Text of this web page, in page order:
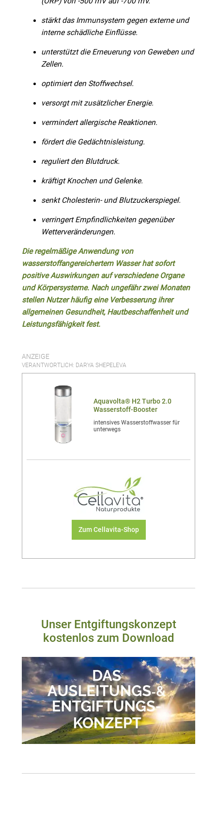
stärkt das Immunsystem gegen externe und
interne schädliche Einflüsse.
unterstützt die Erneuerung von Geweben und
Zellen.
optimiert den Stoffwechsel.
versorgt mit zusätzlicher Energie.
vermindert allergische Reaktionen.
fördert die Gedächtnisleistung.
reguliert den Blutdruck.
kräftigt Knochen und Gelenke.
senkt Cholesterin- und Blutzuckerspiegel.
verringert Empfindlichkeiten gegenüber
Wetterveränderungen.
Die regelmäßige Anwendung von
wasserstoffangereichertem Wasser hat sofort
positive Auswirkungen auf verschiedene Organe
und Körpersysteme. Nach ungefähr zwei Monaten
stellen Nutzer häufig eine Verbesserung ihrer
allgemeinen Gesundheit, Hautbeschaffenheit und
Leistungsfähigkeit fest.
ANZEIGE
VERANTWORTLICH: DARYA SHEPELEVA
Aquavolta® H2 Turbo 2.0
Wasserstoff-Booster
intensives Wasserstoffwasser für
unterwegs
Zum Cellavita-Shop
Unser Entgiftungskonzept
kostenlos zum Download